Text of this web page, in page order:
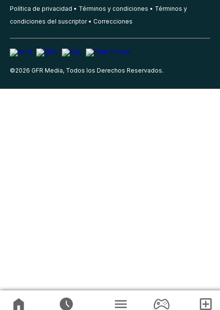
Política de privacidad Términos y condiciones
Términos y
condiciones del suscriptor
Correcciones
©2026 GFR Media, Todos los Derechos Reservados.